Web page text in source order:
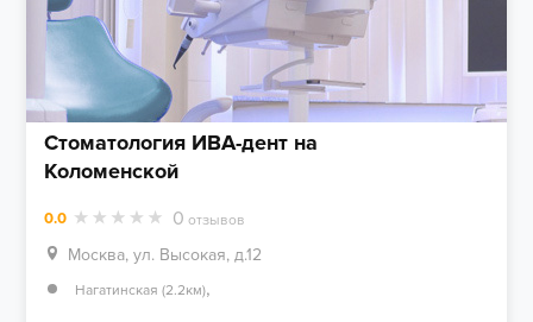
Стоматология ИВА-дент на
Коломенской
0.0 0 отзывов
Москва, ул. Высокая, д.12
Нагатинская (2.2км),